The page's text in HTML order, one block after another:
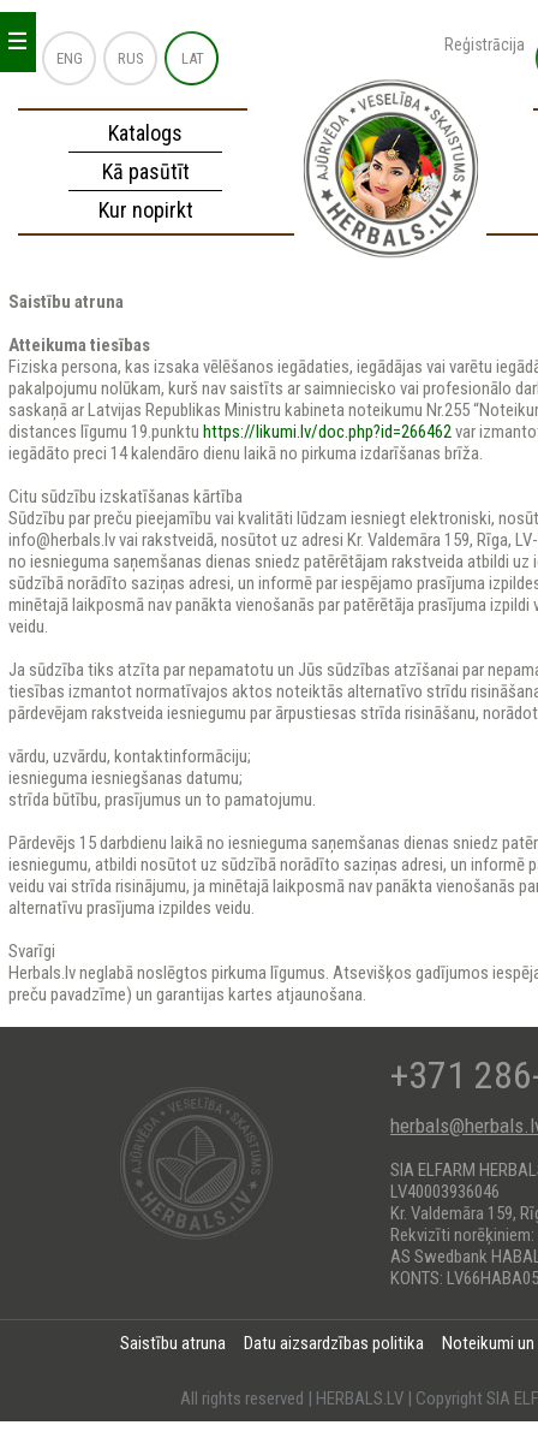
ENG RUS LAT
Reģistrācija
Katalogs
Kā pasūtīt
Kur nopirkt
_
_
_
Saistību atruna
Atteikuma tiesības
Fiziska persona, kas izsaka vēlēšanos iegādaties, iegādājas vai varētu
pakalpojumu nolūkam, kurš nav saistīts ar saimniecisko vai profesionālo
saskaņā ar Latvijas Republikas Ministru kabineta noteikumu Nr.255
distances līgumu 19.punktu https://likumi.lv/doc.php?id=266462var
iegādāto preci 14 kalendāro dienu laikā no pirkuma izdarīšanas brīža.
Citu sūdzību izskatīšanas kārtība
Sūdzību par preču pieejamību vai kvalitāti lūdzam iesniegt elektroniski,
info@herbals.lv vai rakstveidā, nosūtot uz adresi Kr. Valdemāra 159, Rīga,
no iesnieguma saņemšanas dienas sniedz patērētājam rakstveida atbildi
sūdzībā norādīto saziņas adresi, un informē par iespējamo prasījuma
minētajā laikposmā nav panākta vienošanās par patērētāja prasījuma
veidu.
Ja sūdzība tiks atzīta par nepamatotu un Jūs sūdzības atzīšanai par
tiesības izmantot normatīvajos aktos noteiktās alternatīvo strīdu
pārdevējam rakstveida iesniegumu par ārpustiesas strīda risināšanu,
vārdu, uzvārdu, kontaktinformāciju;
iesnieguma iesniegšanas datumu;
strīda būtību, prasījumus un to pamatojumu.
Pārdevējs 15 darbdienu laikā no iesnieguma saņemšanas dienas sniedz
iesniegumu, atbildi nosūtot uz sūdzībā norādīto saziņas adresi, un informē
veidu vai strīda risinājumu, ja minētajā laikposmā nav panākta vienošanās
alternatīvu prasījuma izpildes veidu.
Svarīgi
Herbals.lv neglabā noslēgtos pirkuma līgumus. Atsevišķos gadījumos
preču pavadzīme) un garantijas kartes atjaunošana.
+371
SIA ELFARM
LV40003936046
Kr. Valdemāra 159,
Rekvizīti norēķiniem:
AS Swedbank
KONTS:
Saistību atruna Datu aizsardzības politika Noteikumi
All rights reserved | HERBALS.LV | Copyright SIA